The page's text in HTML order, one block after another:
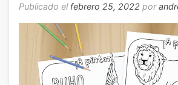
Publicado el febrero 25, 2022 por